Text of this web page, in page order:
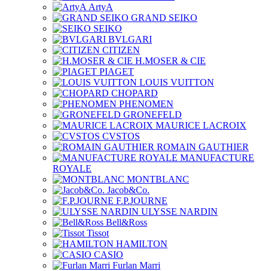
ArtyA
GRAND SEIKO
SEIKO
BVLGARI
CITIZEN
H.MOSER & CIE
PIAGET
LOUIS VUITTON
CHOPARD
PHENOMEN
GRONEFELD
MAURICE LACROIX
CVSTOS
ROMAIN GAUTHIER
MANUFACTURE
ROYALE
MONTBLANC
Jacob&Co.
F.P.JOURNE
ULYSSE NARDIN
Bell&Ross
Tissot
HAMILTON
CASIO
Furlan Marri